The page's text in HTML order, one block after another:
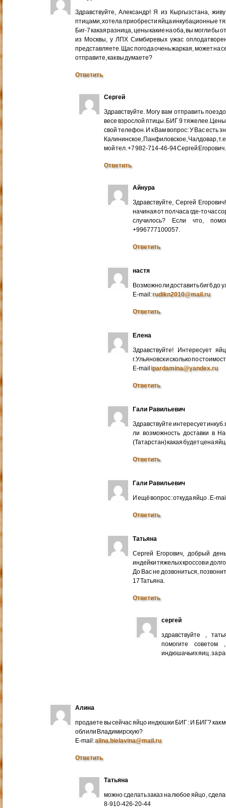
Здравствуйте, Александр! Я из Кыргызстана,
птицами, хотела приобрести яйца инкубационные
Биг-7 какая разница, цены какие на оба, вы могли бы
из Москвы, у ЛПХ Симбиревых ужас
представляете. Щас погода очень жаркая, может на
отправите, как вы думаете?
Ответить
Сергей
Здравствуйте. Могу вам отправить
весе взрослой птицы. БИГ 9
свой телефон. И к Вам вопрос: У Вас есть
Калининское, Панфиловское, Чалдовар,
мой тел. +7 982-714-46-94 Сергей Егорович.
Ответить
Айнура
Здравствуйте, Сергей
начиная от пол часа где-то час
случилось? Если что,
+996777100057.
Ответить
настя
Возможно ли доставить биг 6 до
E-mail:rudikn2010@mail.ru
Ответить
Елена
Здравствуйте! Интересует
г.Ульяновск и сколько по
E-mailipardamina@yandex.ru
Ответить
Гали Равильевич
Здравствуйте интересует
ли возможность доставки в
(Татарстан) какая будет цена
Ответить
Гали Равильевич
И ещё вопрос : откуда яйцо . E-
Ответить
Татьяна
Сергей Егорович, добрый
индейки тяжелых кроссов и
До Вас не дозвониться,
17 Татьяна.
Ответить
сергей
здравствуйте ,
помогите
индюшачьих яиц . за
Алина
продаете вы сейчас яйцо индюшки БИГ : И БИГ? как
обл или Владимирскую?
E-mail:alina.bielavina@mail.ru
Ответить
Татьяна
можно сделать заказ на любое яйцо ,
8-910-426-20-44